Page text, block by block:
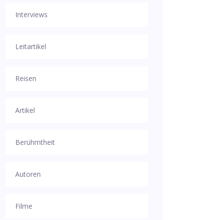
Interviews
Leitartikel
Reisen
Artikel
Berühmtheit
Autoren
Filme